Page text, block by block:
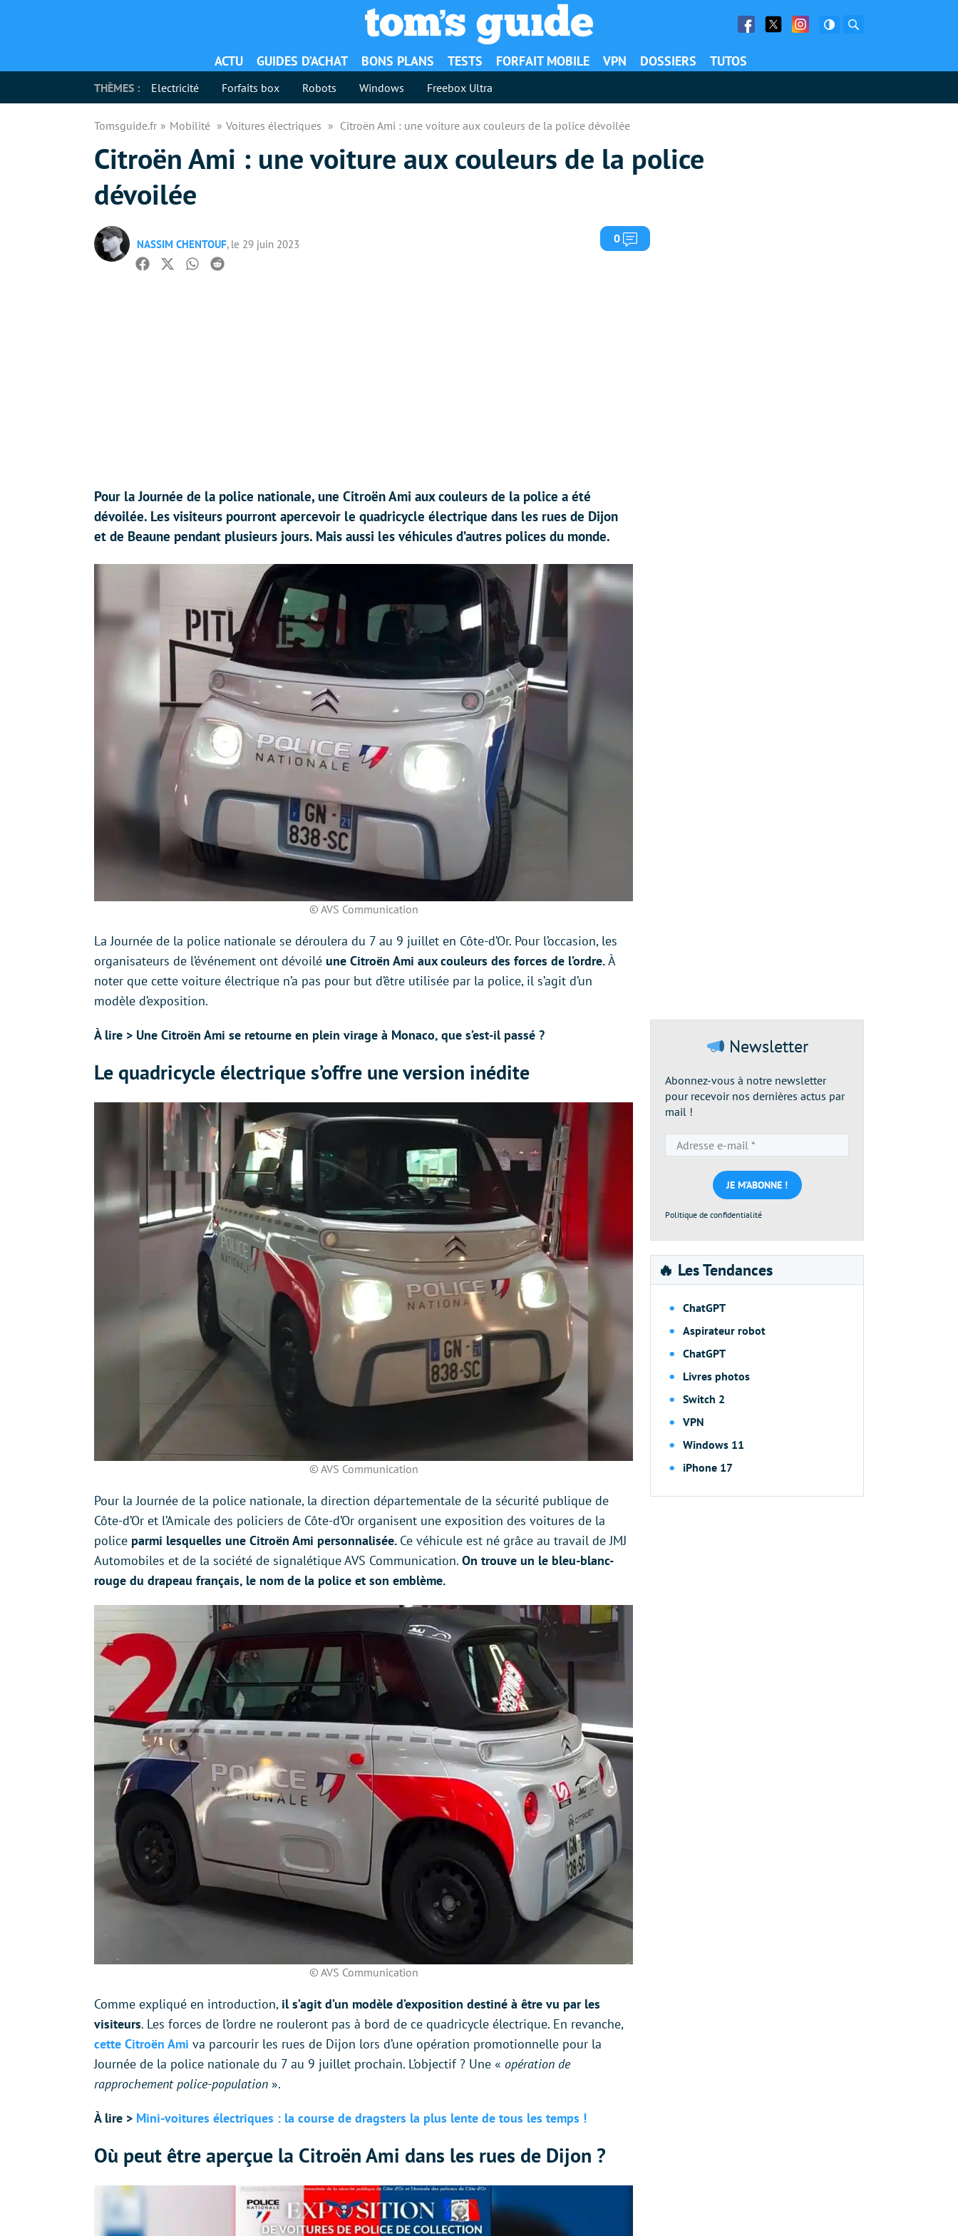
Facebook
Twitter Facebook
ACTU GUIDES D’ACHAT BONS PLANS TESTS FORFAIT MOBILE VPN DOSSIERS TUTOS
THÈMES : Electricité Forfaits box Robots Windows Freebox Ultra
Tomsguide.fr Mobilité Voitures électriques Citroën Ami : une voiture aux couleurs de la police dévoilée
Citroën Ami : une voiture aux couleurs de la police
dévoilée
NASSIM CHENTOUF, le 29 juin 2023 0 Commentaires
Facebook
TwitterWhatsapp
Reddit
Pour la Journée de la police nationale, une Citroën Ami aux couleurs de la police a été
dévoilée. Les visiteurs pourront apercevoir le quadricycle électrique dans les rues de Dijon
et de Beaune pendant plusieurs jours. Mais aussi les véhicules d’autres polices du monde.
© AVS Communication
La Journée de la police nationale se déroulera du 7 au 9 juillet en Côte-d’Or. Pour l’occasion, les
organisateurs de l’événement ont dévoilé une Citroën Ami aux couleurs des forces de l’ordre.À
noter que cette voiture électrique n’a pas pour but d’être utilisée par la police, il s’agit d’un
modèle d’exposition.
À lire > Une Citroën Ami se retourne en plein virage à Monaco, que s’est-il passé ?
Le quadricycle électrique s’offre une version inédite
© AVS Communication
Pour la Journée de la police nationale, la direction départementale de la sécurité publique de
Côte-d’Or et l’Amicale des policiers de Côte-d’Or organisent une exposition des voitures de la
police parmi lesquelles une Citroën Ami personnalisée. Ce véhicule est né grâce au travail de JMJ
Automobiles et de la société de signalétique AVS Communication. On trouve un le bleu-blanc-
rouge du drapeau français, le nom de la police et son emblème.
© AVS Communication
Comme expliqué en introduction, il s’agit d’un modèle d’exposition destiné à être vu par les
visiteurs. Les forces de l’ordre ne rouleront pas à bord de ce quadricycle électrique. En revanche,
cette Citroën Ami va parcourir les rues de Dijon lors d’une opération promotionnelle pour la
Journée de la police nationale du 7 au 9 juillet prochain. L’objectif ? Une « opération de
rapprochement police-population ».
À lire > Mini-voitures électriques : la course de dragsters la plus lente de tous les temps !
Où peut être aperçue la Citroën Ami dans les rues de Dijon ?
Newsletter
Abonnez-vous à notre newsletter
pour recevoir nos dernières actus par
mail !
e-
mail
*
Politique de confidentialité
🔥 Les Tendances
ChatGPT
Aspirateur robot
ChatGPT
Livres photos
Switch 2
VPN
Windows 11
iPhone 17